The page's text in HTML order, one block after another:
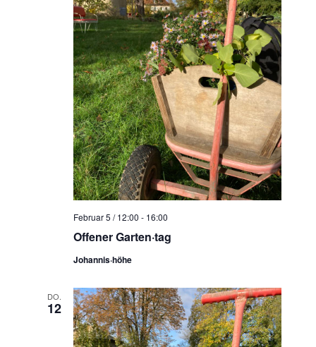
Offener Garten·tag
Februar 5 / 12:00 - 16:00
Johannis·höhe
DO.
12